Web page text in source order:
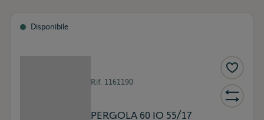
Disponibile
Rif. 1161190
PERGOLA 60 IO 55/17